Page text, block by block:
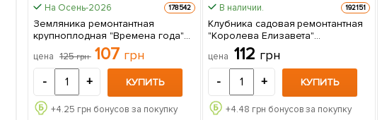
На Осень-2026 178542
Земляника ремонтантная
крупноплодная "Времена года"
горшок P9 1 саженец в упаковке
цена 125грн 107 грн
- + КУПИТЬ
+4.25 грн бонусов за покупку
В наличии. 192151
Клубника садовая ремонтантная
"Королева Елизавета"
укорененная в контейнере 1
однолетний саженец в упаковке
цена 112 грн
- + КУПИТЬ
+4.48 грн бонусов за покупку